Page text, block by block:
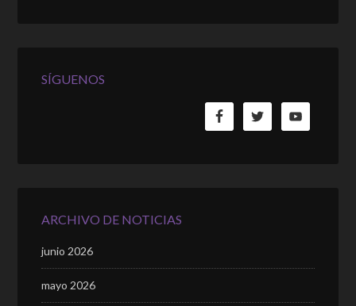
SÍGUENOS
ARCHIVO DE NOTICIAS
junio 2026
mayo 2026